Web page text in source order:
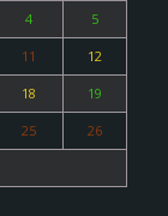
4 5
11 12
18 19
25 26